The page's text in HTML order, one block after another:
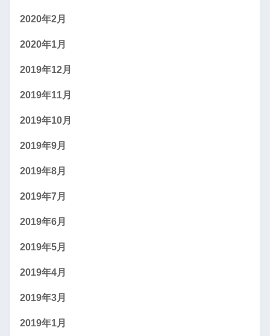
2020年2月
2020年1月
2019年12月
2019年11月
2019年10月
2019年9月
2019年8月
2019年7月
2019年6月
2019年5月
2019年4月
2019年3月
2019年1月